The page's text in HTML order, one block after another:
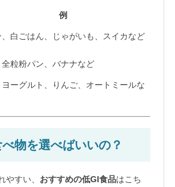
例
、白ごはん、じゃがいも、スイカなど
粒粉パン、バナナなど
ヨーグルト、りんご、オートミールな
物を選べばいいの？
やすい、 おすすめの低GI食品はこち